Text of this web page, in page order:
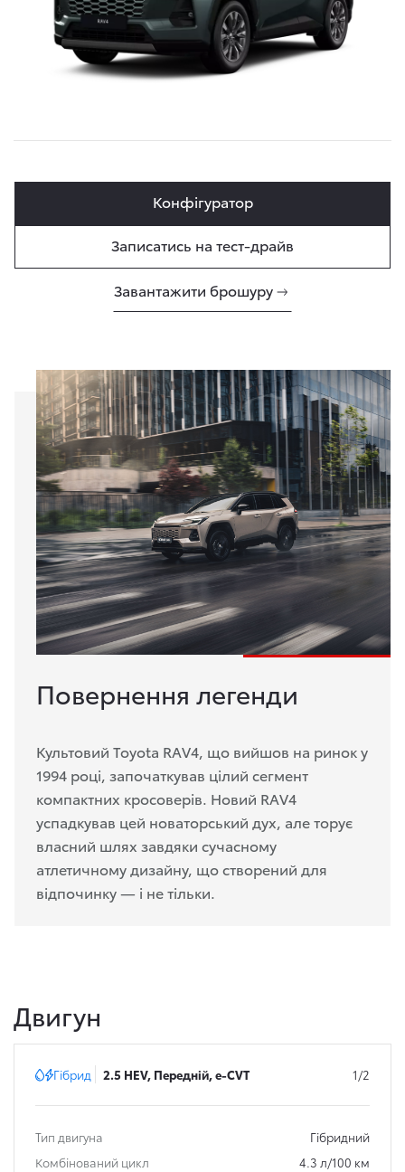
Конфігуратор
Записатись на тест-драйв
Завантажити брошуру
Повернення легенди
Культовий Toyota RAV4, що вийшов на ринок у
1994 році, започаткував цілий сегмент
компактних кросоверів. Новий RAV4
успадкував цей новаторський дух, але торує
власний шлях завдяки сучасному
атлетичному дизайну, що створений для
відпочинку — і не тільки.
Двигун
Гібрид 2.5 HEV, Передній, e-CVT 1/2
Тип двигуна
Гібридний
Комбінований цикл
4.3 л/100 км